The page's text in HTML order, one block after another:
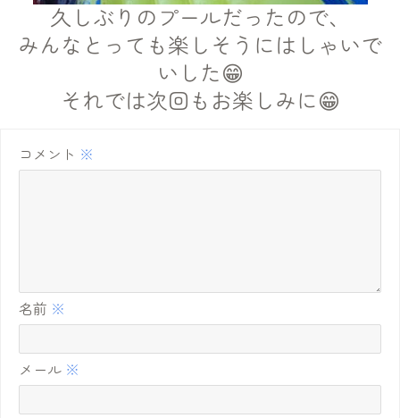
久しぶりのプールだったので、
みんなとっても楽しそうにはしゃいで
いした😁
それでは次回もお楽しみに😁
コメント ※
名前 ※
メール ※